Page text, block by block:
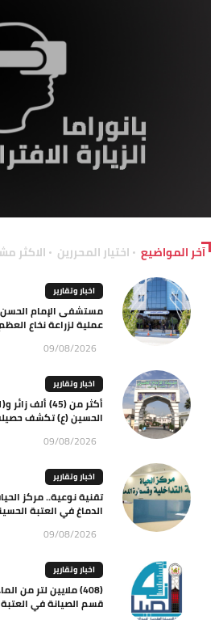
آخر المواضيع اختيار المحررين الاكثر
اخبار وتقارير
عملية لزراعة نخاع
09/08/2026
اخبار وتقارير
الحسين (ع) تكشف
09/08/2026
اخبار وتقارير
تقنية نوعية.. مركز
الدماغ في العتبة
09/08/2026
اخبار وتقارير
قسم الصيانة في